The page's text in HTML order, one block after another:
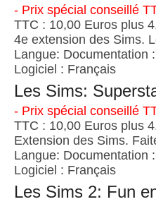
- Prix spécial conseillé
TTC : 10,00 Euros plus
4e extension des Sims.
Langue: Documentation
Logiciel : Français
Les Sims:
- Prix spécial conseillé
TTC : 10,00 Euros plus
Extension des Sims.
Langue: Documentation
Logiciel : Français
Les Sims 2: Fun